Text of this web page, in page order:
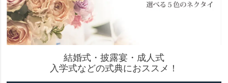
結婚式・披露宴・成人式
入学式などの式典におススメ！